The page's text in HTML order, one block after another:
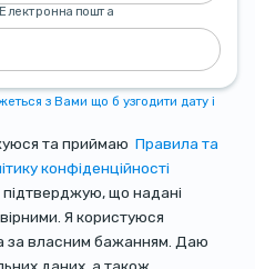
Електронна пошта
з Вами що б узгодити дату і
та приймаю Правила та
конфіденційності
підтверджую, що надані
Я користуюся
за власним бажанням. Даю